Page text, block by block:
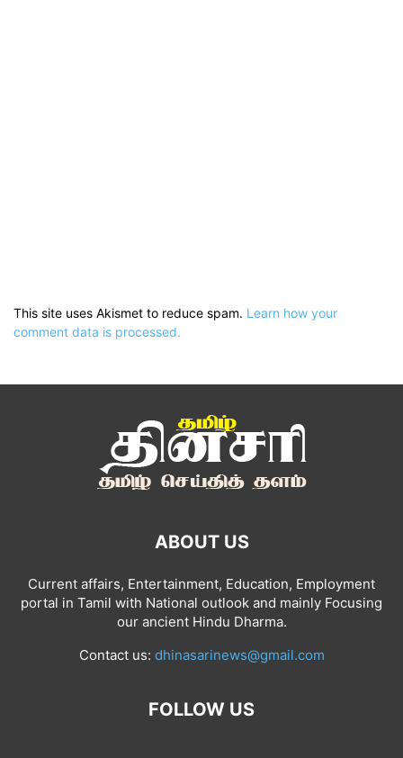
This site uses Akismet to reduce spam. Learn how your
comment data is processed.
ABOUT US
Current affairs, Entertainment, Education, Employment
portal in Tamil with National outlook and mainly Focusing
our ancient Hindu Dharma.
Contact us: dhinasarinews@gmail.com
FOLLOW US